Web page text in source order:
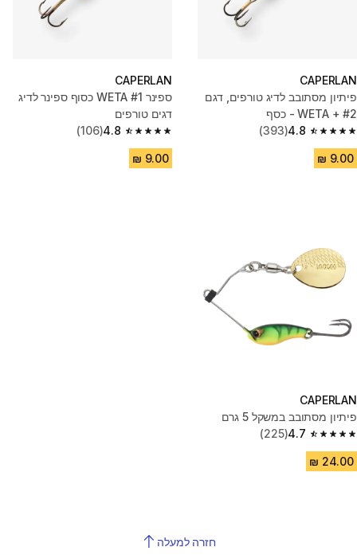
CAPERLAN
פיתיון מסתובב לדיג טורפים, דגם
WETA + #2 - כסף
4.8
4.8 out of 5 stars from 393 reviews
(393)
CAPERLAN
ספינר WETA #1 כסוף ספינר לדיג
דגים טורפים
4.8
4.8 out of 5 stars from 106 reviews
(106)
CAPERLAN
פיתיון מסתובב במשקל 5 גרם
4.7
4.7 out of 5 stars from 225 reviews
(225)
חזרה למעלה